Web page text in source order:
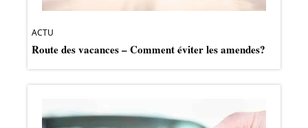
ACTU
Route des vacances – Comment éviter les amendes?